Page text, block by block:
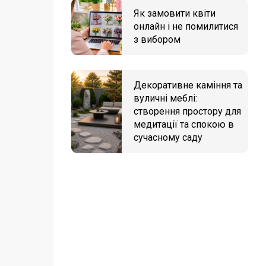
Як замовити квіти
онлайн і не помилитися
з вибором
Декоративне каміння та
вуличні меблі:
створення простору для
медитації та спокою в
сучасному саду